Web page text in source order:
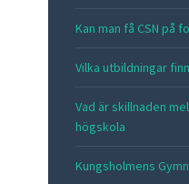
Kan man få CSN på
Vilka utbildningar
Vad är skillnaden
högskola
Kungsholmens